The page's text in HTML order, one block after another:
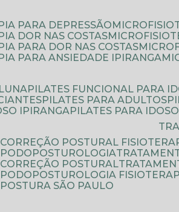
PARA DEPRESSÃO
DOR NAS COSTAS
PARA DOR NAS COSTAS
PARA ANSIEDADE IPIRANGA
PILATES FUNCIONAL PARA
PILATES PARA ADULTOS
IPIRANGA
PILATES PARA
CORREÇÃO POSTURAL
PODOPOSTUROLOGIA
POSTURAL
PODOPOSTUROLOGIA
SÃO PAULO